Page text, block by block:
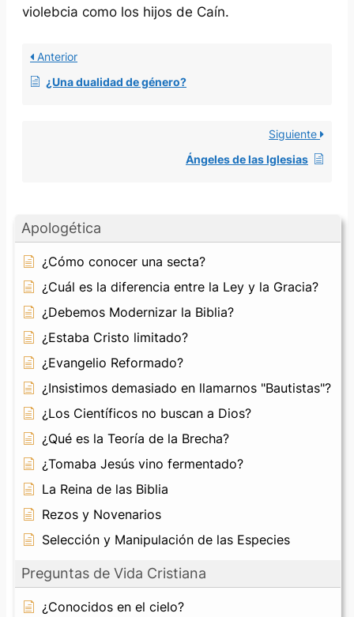
Apologética
¿Cómo conocer una secta?
¿Cuál es la diferencia entre la Ley y la Gracia?
¿Debemos Modernizar la Biblia?
¿Estaba Cristo limitado?
¿Evangelio Reformado?
¿Insistimos demasiado en llamarnos "Bautistas"?
¿Los Científicos no buscan a Dios?
¿Qué es la Teoría de la Brecha?
¿Tomaba Jesús vino fermentado?
La Reina de las Biblia
Rezos y Novenarios
Selección y Manipulación de las Especies
Preguntas de Vida Cristiana
¿Conocidos en el cielo?
violebcia como los hijos de Caín.
Anterior
¿Una dualidad de género?
Siguiente
Ángeles de las Iglesias